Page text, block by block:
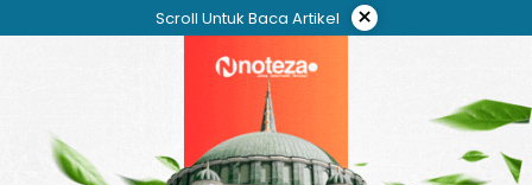
ke
Scroll Untuk Baca Artikel ×